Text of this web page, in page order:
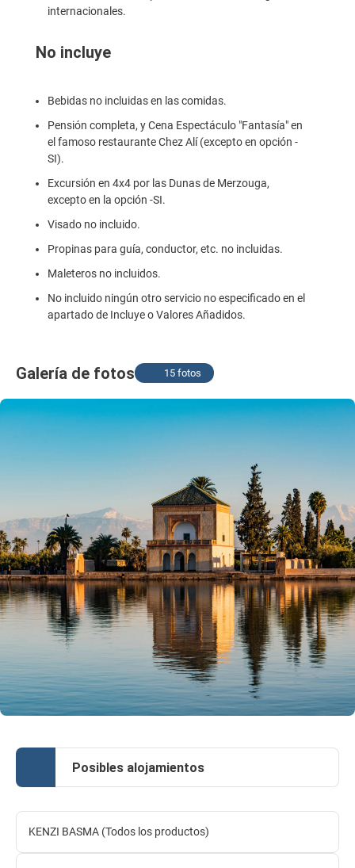
internacionales.
No incluye
Bebidas no incluidas en las comidas.
Pensión completa, y Cena Espectáculo "Fantasía" en
el famoso restaurante Chez Alí (excepto en opción -
SI).
Excursión en 4x4 por las Dunas de Merzouga,
excepto en la opción -SI.
Visado no incluido.
Propinas para guía, conductor, etc. no incluidas.
Maleteros no incluidos.
No incluido ningún otro servicio no especificado en el
apartado de Incluye o Valores Añadidos.
Galería de fotos 15 fotos
Posibles alojamientos
KENZI BASMA (Todos los productos)